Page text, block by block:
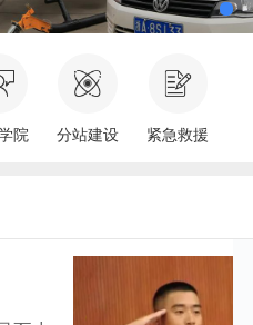
院 分站建设 紧急救援